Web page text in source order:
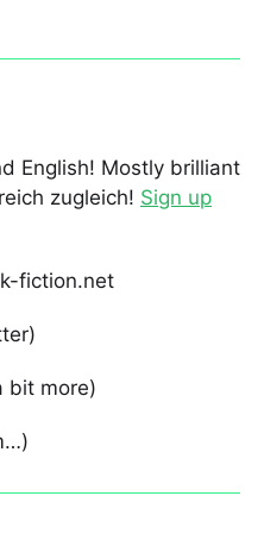
English! Mostly brilliant
zugleich! Sign up
fiction.net
bit more)